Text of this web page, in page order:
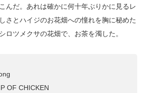
んだ。あれは確かに何十年ぶりかに見るレ
さとハイジのお花畑への憧れを胸に秘めた
ロツメクサの花畑で、お茶を濁した。
CHICKEN